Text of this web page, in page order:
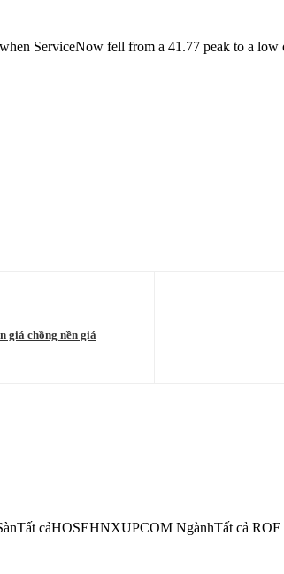
ServiceNow fell from a 41.77 peak to a
giá chồng nền giá
cảHOSEHNXUPCOM NgànhTất cả